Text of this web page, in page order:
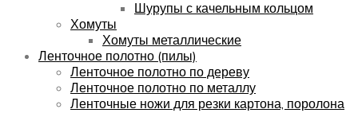
Шурупы с качельным кольцом
Хомуты
Хомуты металлические
Ленточное полотно (пилы)
Ленточное полотно по дереву
Ленточное полотно по металлу
Ленточные ножи для резки картона, поролона